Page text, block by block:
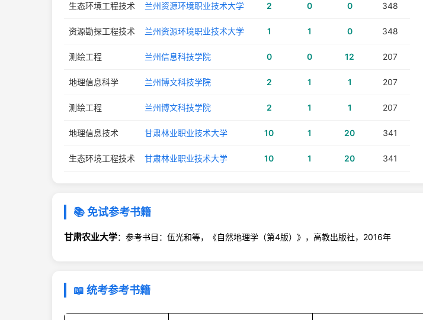
生态环境工程技术 兰州资源环境职业技术大学 2 0 0 348
资源勘探工程技术 兰州资源环境职业技术大学 1 1 0 348
测绘工程 兰州信息科技学院 0 0 12 207
地理信息科学 兰州博文科技学院 2 1 1 207
测绘工程 兰州博文科技学院 2 1 1 207
地理信息技术 甘肃林业职业技术大学 10 1 20 341
生态环境工程技术 甘肃林业职业技术大学 10 1 20 341
📚 免试参考书籍
甘肃农业大学：参考书目：伍光和等，《自然地理学（第4版）》，高教出版社，2016年
📖 统考参考书籍